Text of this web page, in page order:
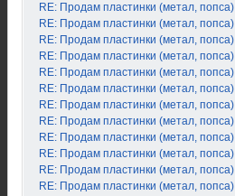
RE: Продам пластинки (метал, попса)
RE: Продам пластинки (метал, попса)
RE: Продам пластинки (метал, попса)
RE: Продам пластинки (метал, попса)
RE: Продам пластинки (метал, попса)
RE: Продам пластинки (метал, попса)
RE: Продам пластинки (метал, попса)
RE: Продам пластинки (метал, попса)
RE: Продам пластинки (метал, попса)
RE: Продам пластинки (метал, попса)
RE: Продам пластинки (метал, попса)
RE: Продам пластинки (метал, попса)